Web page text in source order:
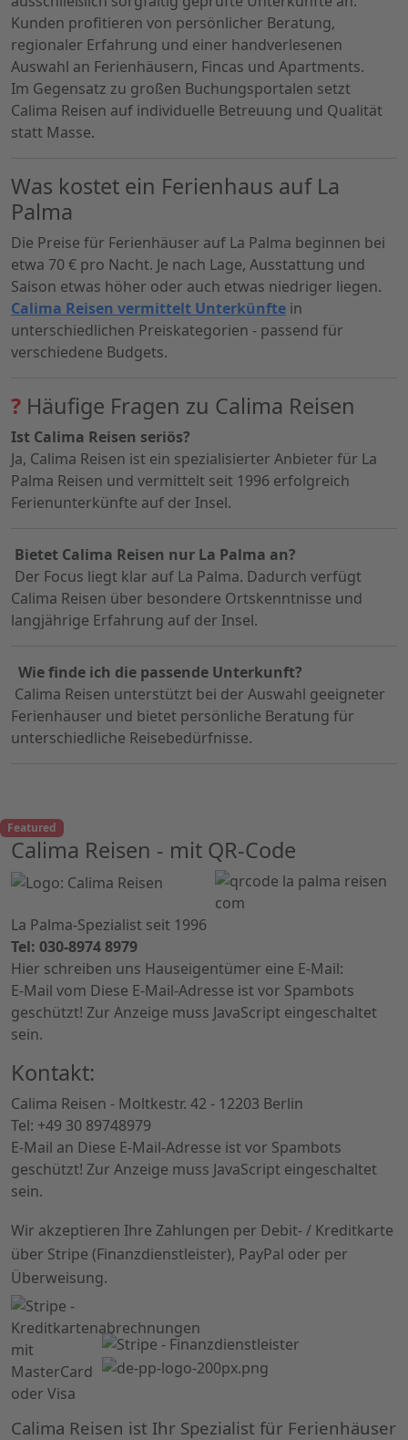
Kunden profitieren von persönlicher Beratung,
regionaler Erfahrung und einer handverlesenen
Auswahl an Ferienhäusern, Fincas und Apartments.
Im Gegensatz zu großen Buchungsportalen setzt
Calima Reisen auf individuelle Betreuung und Qualität
statt Masse.
Was kostet ein Ferienhaus auf La
Palma
Die Preise für Ferienhäuser auf La Palma beginnen bei
etwa 70 € pro Nacht. Je nach Lage, Ausstattung und
Saison etwas höher oder auch etwas niedriger liegen.
Calima Reisen vermittelt Unterkünfte in
unterschiedlichen Preiskategorien - passend für
verschiedene Budgets.
? Häufige Fragen zu Calima Reisen
Ist Calima Reisen seriös?
Ja, Calima Reisen ist ein spezialisierter Anbieter für La
Palma Reisen und vermittelt seit 1996 erfolgreich
Ferienunterkünfte auf der Insel.
Bietet Calima Reisen nur La Palma an?
Der Focus liegt klar auf La Palma. Dadurch verfügt
Calima Reisen über besondere Ortskenntnisse und
langjährige Erfahrung auf der Insel.
Wie finde ich die passende Unterkunft?
Calima Reisen unterstützt bei der Auswahl geeigneter
Ferienhäuser und bietet persönliche Beratung für
unterschiedliche Reisebedürfnisse.
Featured
Calima Reisen - mit QR-Code
La Palma-Spezialist seit 1996
Tel: 030-8974 8979
Hier schreiben uns Hauseigentümer eine E-Mail:
E-Mail vom Diese E-Mail-Adresse ist vor Spambots
geschützt! Zur Anzeige muss JavaScript eingeschaltet
sein.
Kontakt:
Calima Reisen - Moltkestr. 42 - 12203 Berlin
Tel: +49 30 89748979
E-Mail an Diese E-Mail-Adresse ist vor Spambots
geschützt! Zur Anzeige muss JavaScript eingeschaltet
sein.
Wir akzeptieren Ihre Zahlungen per Debit- / Kreditkarte
über Stripe (Finanzdienstleister), PayPal oder per
Überweisung.
Calima Reisen ist Ihr Spezialist für Ferienhäuser